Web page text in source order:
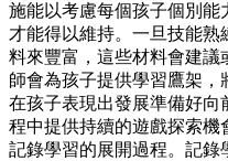
施能以考慮每個孩子個別能
才能得以維持。一旦技能
料來豐富，這些材料會建議
師會為孩子提供學習鷹架
在孩子表現出發展準備好向
程中提供持續的遊戲探索
記錄學習的展開過程。記